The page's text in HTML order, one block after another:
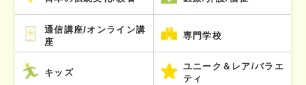
通信講座/オンライン講
座
専門学校
キッズ
ユニーク＆レア/バラエ
ティ